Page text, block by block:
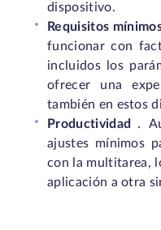
dispositivo.
Requisitos
funcionar con
incluidos los
ofrecer una
también en estos
Productividad
.
ajustes mínimos
con la multitarea,
aplicación a otra